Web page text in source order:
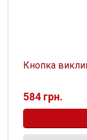
Кнопка
584 грн.